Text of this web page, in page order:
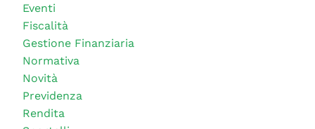
Eventi
Fiscalità
Gestione Finanziaria
Normativa
Novità
Previdenza
Rendita